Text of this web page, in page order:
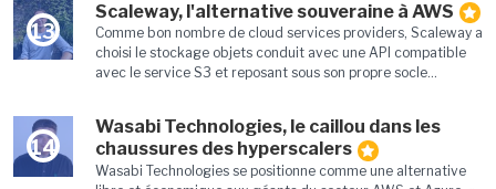
13
Scaleway, l'alternative souveraine à AWS
Comme bon nombre de cloud services providers, Scaleway a
choisi le stockage objets conduit avec une API compatible
avec le service S3 et reposant sous son propre socle...
14
Wasabi Technologies, le caillou dans les
chaussures des hyperscalers
Wasabi Technologies se positionne comme une alternative